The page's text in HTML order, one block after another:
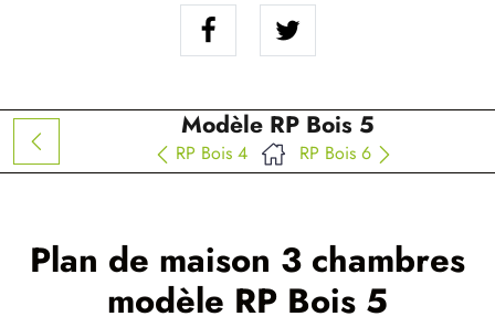
Modèle RP Bois 5
RP Bois 4 RP Bois 6
Plan de maison 3 chambres
modèle RP Bois 5